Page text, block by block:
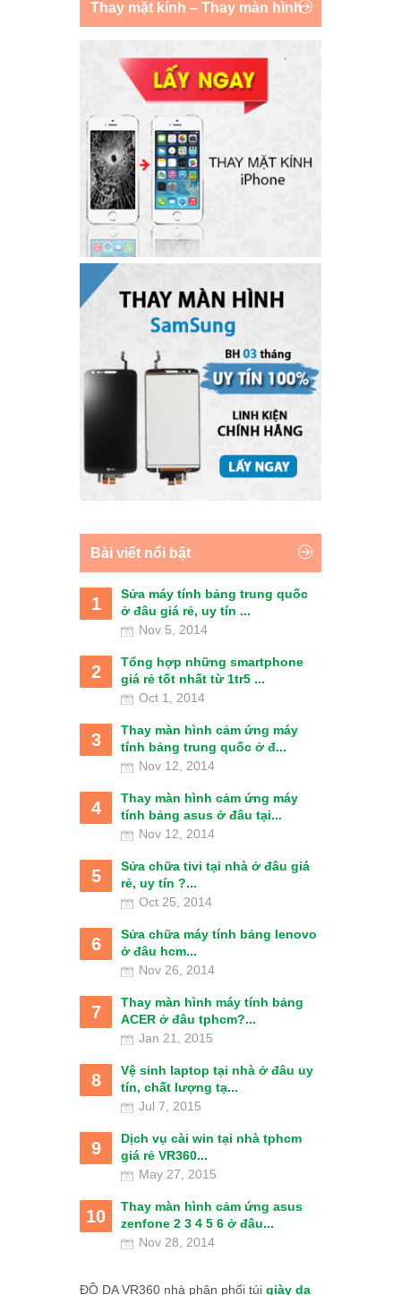
Thay mặt kính – Thay màn hình
Bài viết nổi bật
1
Sửa máy tính bảng trung quốc
ở đâu giá rẻ, uy tín ...
Nov 5, 2014
2
Tổng hợp những smartphone
giá rẻ tốt nhất từ 1tr5 ...
Oct 1, 2014
3
Thay màn hình cảm ứng máy
tính bảng trung quốc ở đ...
Nov 12, 2014
4
Thay màn hình cảm ứng máy
tính bảng asus ở đâu tại...
Nov 12, 2014
5
Sửa chữa tivi tại nhà ở đâu giá
rẻ, uy tín ?...
Oct 25, 2014
6
Sửa chữa máy tính bảng lenovo
ở đâu hcm...
Nov 26, 2014
7
Thay màn hình máy tính bảng
ACER ở đâu tphcm?...
Jan 21, 2015
8
Vệ sinh laptop tại nhà ở đâu uy
tín, chất lượng tạ...
Jul 7, 2015
9
Dịch vụ cài win tại nhà tphcm
giá rẻ VR360...
May 27, 2015
10
Thay màn hình cảm ứng asus
zenfone 2 3 4 5 6 ở đâu...
Nov 28, 2014
ĐỒ DA VR360 nhà phân phối túi giày da